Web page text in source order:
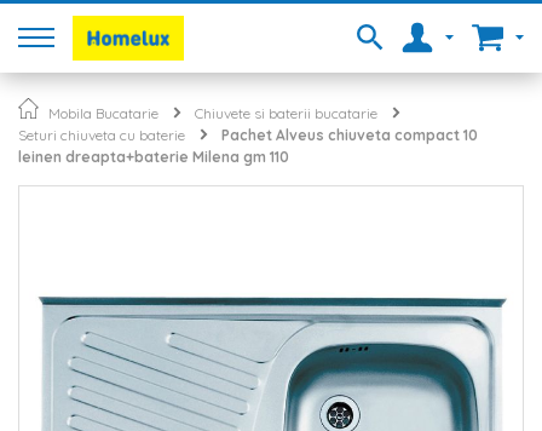
Mobila Bucatarie
Chiuvete si baterii bucatarie
Seturi chiuveta cu baterie
Pachet Alveus chiuveta compact 10
leinen dreapta+baterie Milena gm 110
the
images